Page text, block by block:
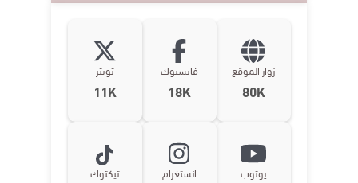
زوار الموقع
80K
فايسبوك
18K
تويتر
11K
يوتوب انستغرام تيكتوك